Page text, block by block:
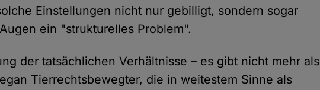
Einstellungen nicht nur gebilligt, sondern sogar
ein "strukturelles Problem".
der tatsächlichen Verhältnisse – es gibt nicht mehr als
Tierrechtsbewegter, die in weitestem Sinne als